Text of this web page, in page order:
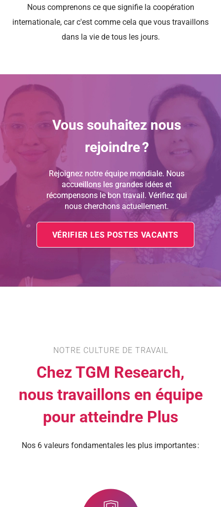
Nous comprenons ce que signifie la coopération
internationale, car c'est comme cela que vous travaillons
dans la vie de tous les jours.
Vous souhaitez nous
rejoindre ?
Rejoignez notre équipe mondiale. Nous
accueillons les grandes idées et
récompensons le bon travail. Vérifiez qui
nous cherchons actuellement.
VÉRIFIER LES POSTES VACANTS
NOTRE CULTURE DE TRAVAIL
Chez TGM Research,
nous travaillons en équipe
pour atteindre Plus
Nos 6 valeurs fondamentales les plus importantes :